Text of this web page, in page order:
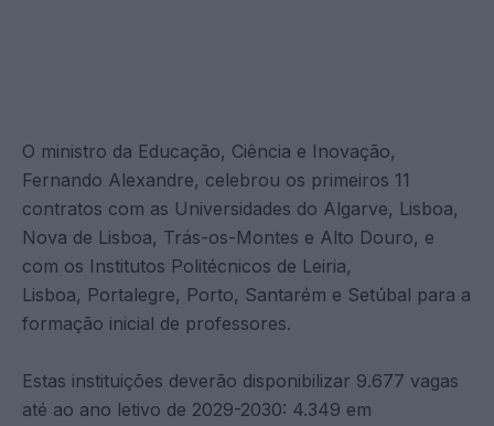
O ministro da Educação, Ciência e Inovação,
Fernando Alexandre, celebrou os primeiros 11
contratos com as Universidades do Algarve, Lisboa,
Nova de Lisboa, Trás-os-Montes e Alto Douro, e
com os Institutos Politécnicos de Leiria,
Lisboa, Portalegre, Porto, Santarém e Setúbal para a
formação inicial de professores.
Estas instituições deverão disponibilizar 9.677 vagas
até ao ano letivo de 2029-2030: 4.349 em